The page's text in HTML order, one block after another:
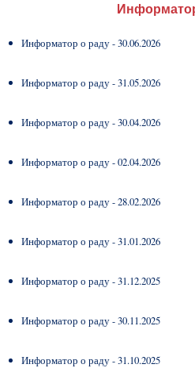
Информатор о раду - 30.06.2026
Информатор о раду - 31.05.2026
Информатор о раду - 30.04.2026
Информатор о раду - 02.04.2026
Информатор о раду - 28.02.2026
Информатор о раду - 31.01.2026
Информатор о раду - 31.12.2025
Информатор о раду - 30.11.2025
Информатор о раду - 31.10.2025